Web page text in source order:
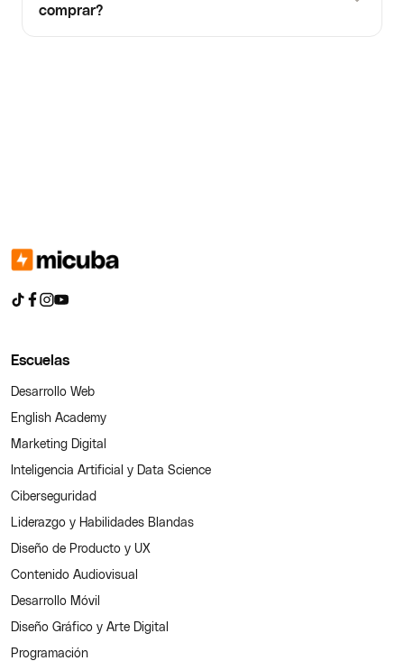
comprar?
Escuelas
Desarrollo Web
English Academy
Marketing Digital
Inteligencia Artificial y Data Science
Ciberseguridad
Liderazgo y Habilidades Blandas
Diseño de Producto y UX
Contenido Audiovisual
Desarrollo Móvil
Diseño Gráfico y Arte Digital
Programación